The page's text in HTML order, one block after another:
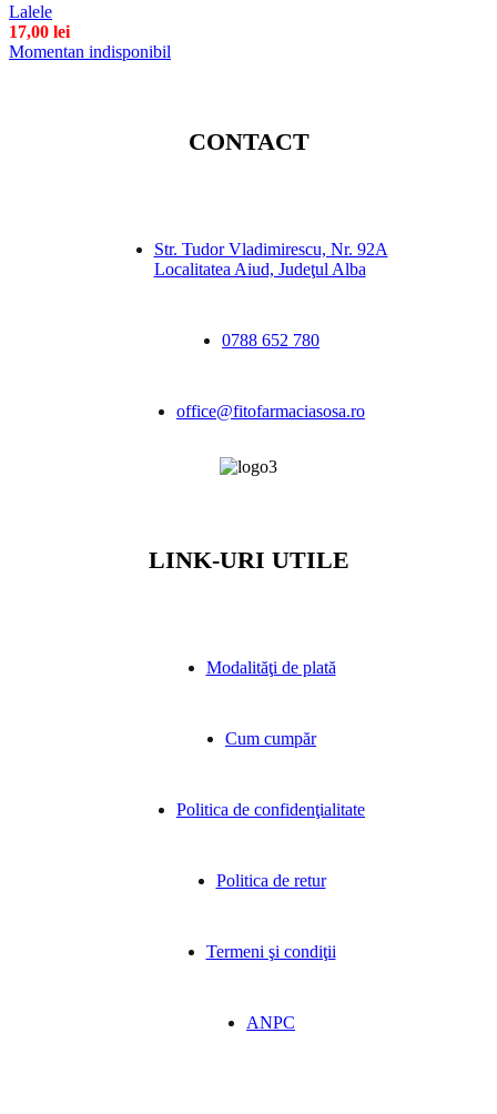
Lalele
17,00 lei
Momentan indisponibil
CONTACT
Str. Tudor Vladimirescu, Nr. 92A
Localitatea Aiud, Judeţul Alba
0788 652 780
office@fitofarmaciasosa.ro
LINK-URI UTILE
Modalităţi de plată
Cum cumpăr
Politica de confidenţialitate
Politica de retur
Termeni şi condiţii
ANPC